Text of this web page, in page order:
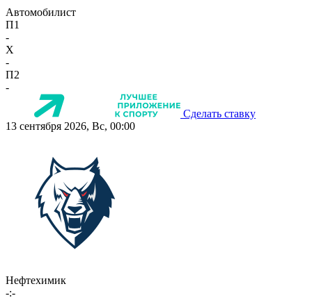
Автомобилист
П1
-
X
-
П2
-
Сделать ставку
13 сентября 2026, Вс, 00:00
Нефтехимик
-:-